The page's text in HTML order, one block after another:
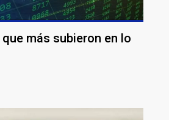
más subieron en lo